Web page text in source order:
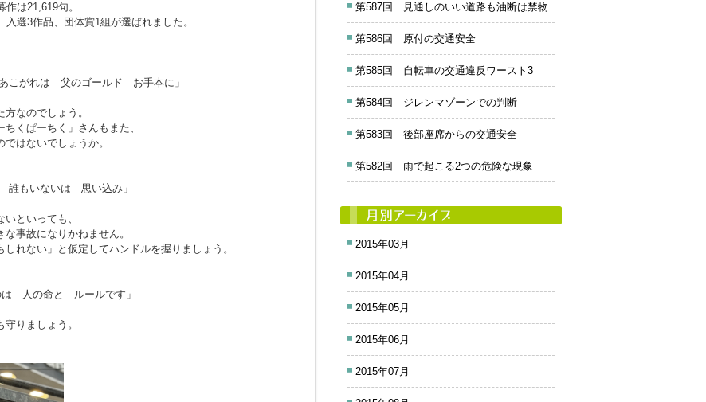
は21,619句。
選3作品、団体賞1組が選ばれました。
あこがれは 父のゴールド お手本に」
なのでしょう。
くぱーちく」さんもまた、
はないでしょうか。
誰もいないは 思い込み」
といっても、
事故になりかねません。
れない」と仮定してハンドルを握りましょう。
は 人の命と ルールです」
りましょう。
第587回 見通しのいい道路も油断は禁物
第586回 原付の交通安全
第585回 自転車の交通違反ワースト3
第584回 ジレンマゾーンでの判断
第583回 後部座席からの交通安全
第582回 雨で起こる2つの危険な現象
2015年03月
2015年04月
2015年05月
2015年06月
2015年07月